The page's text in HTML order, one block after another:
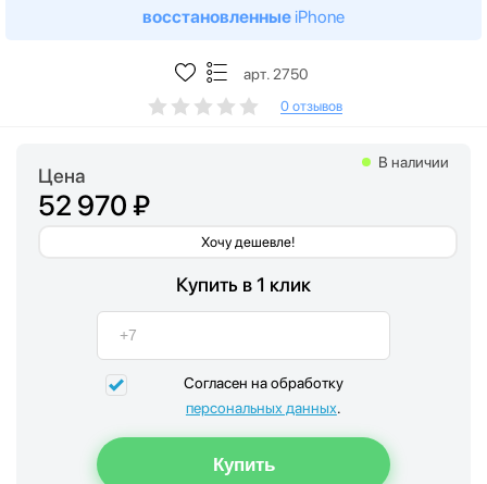
восстановленные iPhone
арт. 2750
0 отзывов
Цена
52 970 ₽
Хочу дешевле!
В наличии
Купить в 1 клик
Согласен на обработку
персональных данных.